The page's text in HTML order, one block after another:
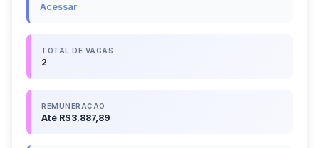
Acessar
TOTAL DE VAGAS
2
REMUNERAÇÃO
Até R$3.887,89